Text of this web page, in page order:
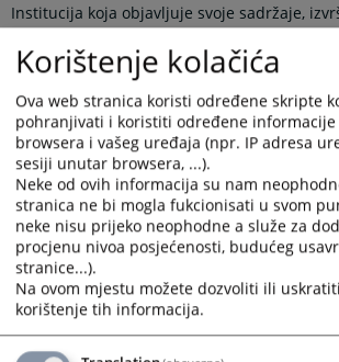
Institucija koja objavljuje svoje sadržaje,
anonimizaciju u skladu s ovim uputstvom.
Uputstvo za anonimizaciju možete preuzeti
Prikazana vijest je na: Bosanski jezik
Obavijest o preuzimanju
Napomena: U slučaju preuzimanja vijesti istu
integralnom obliku uz navođenje izvora
Prateći dokumenti
Korištenje kolačića
Ova web stranica koristi određene skripte
pohranjivati i koristiti određene informacije
browsera i vašeg uređaja (npr. IP adresa
sesiji unutar browsera, ...).
Neke od ovih informacija su nam
stranica ne bi mogla fukcionisati u svom
neke nisu prijeko neophodne a služe za
procjenu nivoa posjećenosti, budućeg
stranice...).
Na ovom mjestu možete dozvoliti ili
korištenje tih informacija.